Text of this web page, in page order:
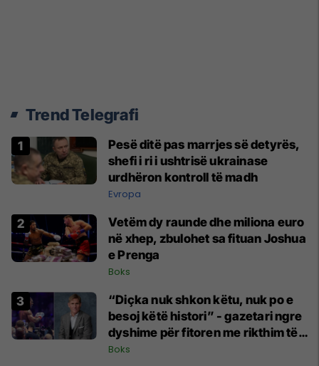
Trend Telegrafi
Pesë ditë pas marrjes së detyrës,
shefi i ri i ushtrisë ukrainase
urdhëron kontroll të madh
Evropa
Vetëm dy raunde dhe miliona euro
në xhep, zbulohet sa fituan Joshua
e Prenga
Boks
“Diçka nuk shkon këtu, nuk po e
besoj këtë histori” - gazetari ngre
dyshime për fitoren me rikthim të
Joshuas
Boks